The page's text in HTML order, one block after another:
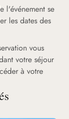
l'événement se
les dates des
vous
votre séjour
à votre